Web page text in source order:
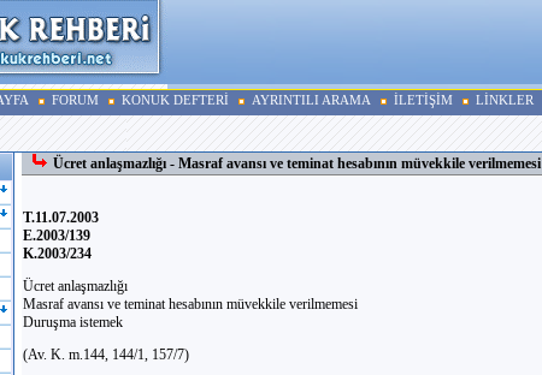
FORUM KONUK DEFTERİ AYRINTILI ARAMA İLETİŞİM LİNKLER
Ücret anlaşmazlığı - Masraf avansı ve teminat hesabının müvekkile verilmemesi
T.11.07.2003
E.2003/139
K.2003/234
Ücret anlaşmazlığı
Masraf avansı ve teminat hesabının müvekkile verilmemesi
Duruşma istemek
(Av. K. m.144, 144/1, 157/7)